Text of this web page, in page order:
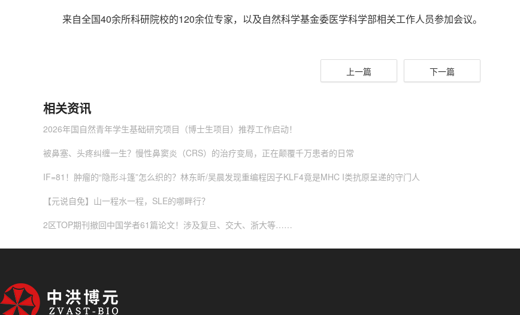
来自全国40余所科研院校的120余位专家，以及自然科学基金委医学科学部相关工作人员参加会议。
上一篇 下一篇
相关资讯
2026年国自然青年学生基础研究项目（博士生项目）推荐工作启动！
被鼻塞、头疼纠缠一生？慢性鼻窦炎（CRS）的治疗变局，正在颠覆千万患者的日常
IF=81！肿瘤的“隐形斗篷”怎么织的？林东昕/吴晨发现重编程因子KLF4竟是MHC I类抗原呈递的守门人
【元说自免】山一程水一程，SLE的哪畔行？
2区TOP期刊撤回中国学者61篇论文！涉及复旦、交大、浙大等……